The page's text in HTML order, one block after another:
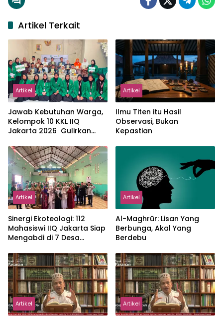
Artikel Terkait
Artikel
Jawab Kebutuhan Warga,
Kelompok 10 KKL IIQ
Jakarta 2026 Gulirkan
Sukamanah
Artikel
Ilmu Titen itu Hasil
Observasi, Bukan
Kepastian
Artikel
‎Sinergi Ekoteologi: 112
Mahasiswi IIQ Jakarta Siap
Mengabdi di 7 Desa
Artikel
Al-Maghrūr: Lisan Yang
Berbunga, Akal Yang
Berdebu
Artikel Artikel